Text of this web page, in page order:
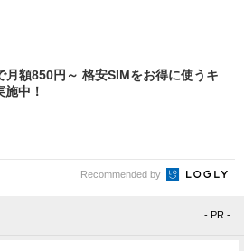
月額850円～ 格安SIMをお得に使うキ
施中！
Recommended by
- PR -